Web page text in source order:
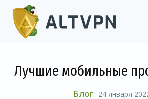
Лучшие мобильные
Блог 24 января